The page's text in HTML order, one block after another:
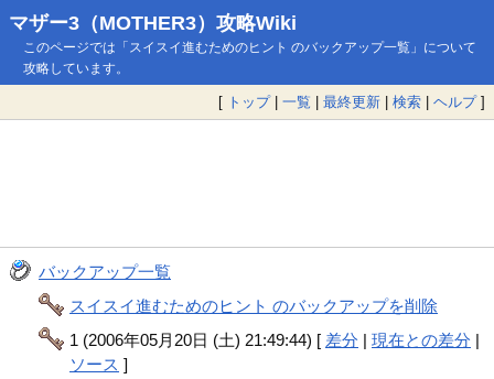
マザー3（MOTHER3）攻略Wiki
このページでは「スイスイ進むためのヒント のバックアップ一覧」について
攻略しています。
[ トップ| 一覧 | 最終更新 | 検索 | ヘルプ]
バックアップ一覧
スイスイ進むためのヒント のバックアップを削除
1 (2006年05月20日 (土) 21:49:44) [ 差分 |現在との差分 |
ソース ]